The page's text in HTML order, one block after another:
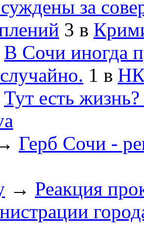
за
3 в
В Сочи иногда
1 в
Тут есть
Герб Сочи -
→ Реакция